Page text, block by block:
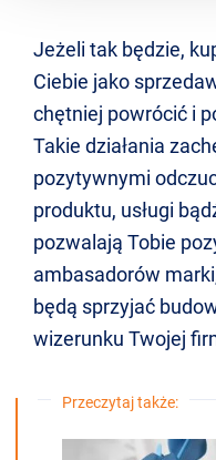
Jeżeli tak będzie,
Ciebie jako
chętniej powrócić i
Takie działania
pozytywnymi
produktu, usługi
pozwalają Tobie
ambasadorów
będą sprzyjać
wizerunku Twojej
Przeczytaj także: